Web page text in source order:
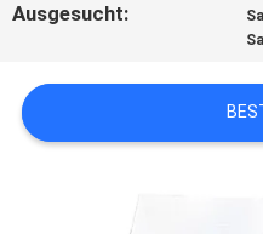
RECHTSSACHEN
Ausgesucht: